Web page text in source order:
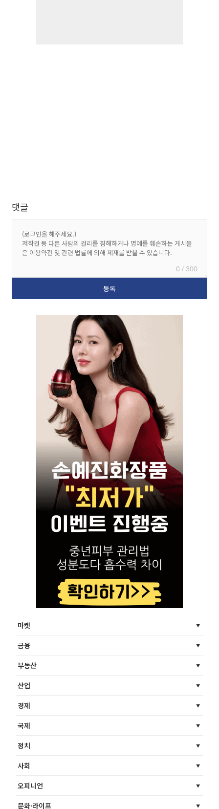
댓글
0 / 300
마켓
금융
부동산
산업
경제
국제
정치
사회
오피니언
문화·라이프